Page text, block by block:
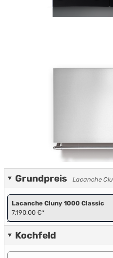
Grundpreis Lacanche
Lacanche Cluny 1000 Classic
7.190,00 €*
Kochfeld